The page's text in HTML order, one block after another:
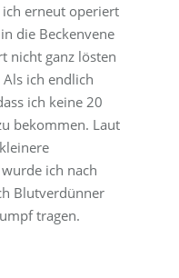
ich erneut operiert
die Beckenvene
nicht ganz lösten
ich endlich
ich keine 20
bekommen. Laut
ich nach
Blutverdünner
tragen.